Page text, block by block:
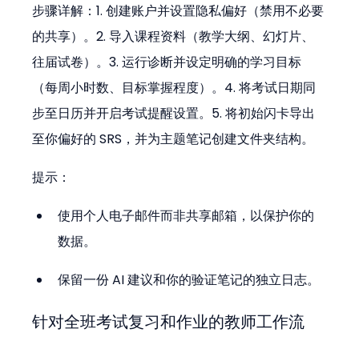
步骤详解：1. 创建账户并设置隐私偏好（禁用不必要
的共享）。2. 导入课程资料（教学大纲、幻灯片、
往届试卷）。3. 运行诊断并设定明确的学习目标
（每周小时数、目标掌握程度）。4. 将考试日期同
步至日历并开启考试提醒设置。5. 将初始闪卡导出
至你偏好的 SRS，并为主题笔记创建文件夹结构。
提示：
使用个人电子邮件而非共享邮箱，以保护你的
数据。
保留一份 AI 建议和你的验证笔记的独立日志。
针对全班考试复习和作业的教师工作流